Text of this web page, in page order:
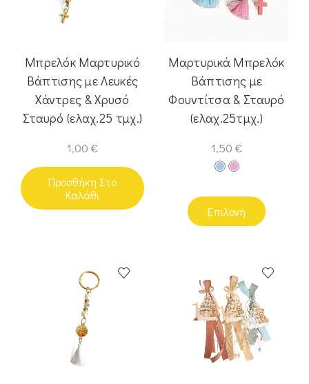
Μπρελόκ Μαρτυρικό
Βάπτισης με Λευκές
Χάντρες & Χρυσό
Σταυρό (ελαχ.25 τμχ.)
1,00 €
Προσθήκη Στο
Καλάθι
Μαρτυρικά Μπρελόκ
Βάπτισης με
Φουντίτσα & Σταυρό
(ελαχ.25τμχ.)
1,50 €
Επιλογή